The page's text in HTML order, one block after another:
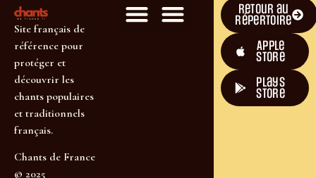
Site français de
référence pour
protéger et
découvrir les
chants populaires
et traditionnels
français.
Chants de France
© 2025
Retour au
répertoire
Apple
Store
plays
store